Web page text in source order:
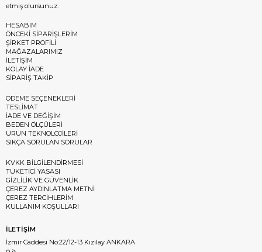
etmiş olursunuz.
HESABIM
ÖNCEKİ SİPARİŞLERİM
ŞİRKET PROFİLİ
MAĞAZALARIMIZ
İLETİŞİM
KOLAY İADE
SİPARİŞ TAKİP
ÖDEME SEÇENEKLERİ
TESLİMAT
İADE VE DEĞİŞİM
BEDEN ÖLÇÜLERİ
ÜRÜN TEKNOLOJİLERİ
SIKÇA SORULAN SORULAR
KVKK BİLGİLENDİRMESİ
TÜKETİCİ YASASI
GİZLİLİK VE GÜVENLİK
ÇEREZ AYDINLATMA METNİ
ÇEREZ TERCİHLERİM
KULLANIM KOŞULLARI
İLETİŞİM
İzmir Caddesi No:22/12-13 Kızılay ANKARA